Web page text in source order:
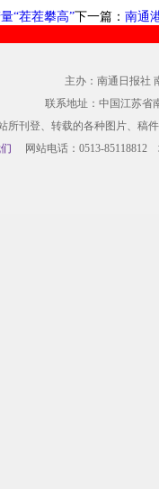
“茬茬攀高”下一篇： 南通
主办：南通日报社
联系地址：中国江苏省
所刊登、转载的各种图片、稿
网站电话：0513-85118812